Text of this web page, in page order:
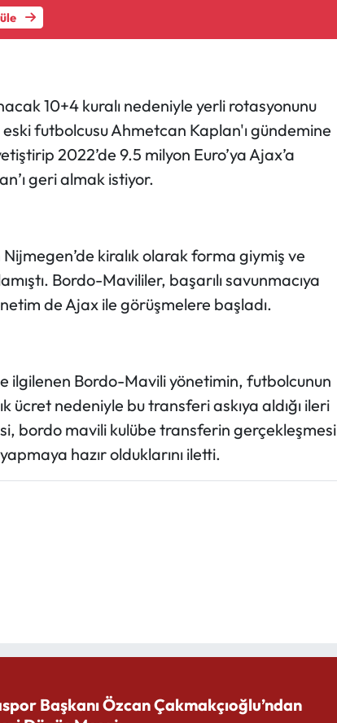
10+4 kuralı nedeniyle yerli rotasyonunu
futbolcusu Ahmetcan Kaplan'ı gündemine
2022’de 9.5 milyon Euro’ya Ajax’a
geri almak istiyor.
kiralık olarak forma giymiş ve
Bordo-Mavililer, başarılı savunmacıya
de Ajax ile görüşmelere başladı.
ilgilenen Bordo-Mavili yönetimin, futbolcunun
ücret nedeniyle bu transferi askıya aldığı ileri
bordo mavili kulübe transferin gerçekleşmesi
hazır olduklarını iletti.
Başkanı Özcan Çakmakçıoğlu’ndan